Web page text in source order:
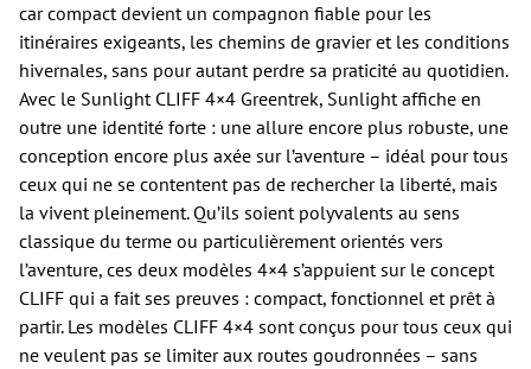
car compact devient un compagnon fiable pour les
itinéraires exigeants, les chemins de gravier et les conditions
hivernales, sans pour autant perdre sa praticité au quotidien.
Avec le Sunlight CLIFF 4×4 Greentrek, Sunlight affiche en
outre une identité forte : une allure encore plus robuste, une
conception encore plus axée sur l’aventure – idéal pour tous
ceux qui ne se contentent pas de rechercher la liberté, mais
la vivent pleinement. Qu’ils soient polyvalents au sens
classique du terme ou particulièrement orientés vers
l’aventure, ces deux modèles 4×4 s’appuient sur le concept
CLIFF qui a fait ses preuves : compact, fonctionnel et prêt à
partir. Les modèles CLIFF 4×4 sont conçus pour tous ceux qui
ne veulent pas se limiter aux routes goudronnées – sans